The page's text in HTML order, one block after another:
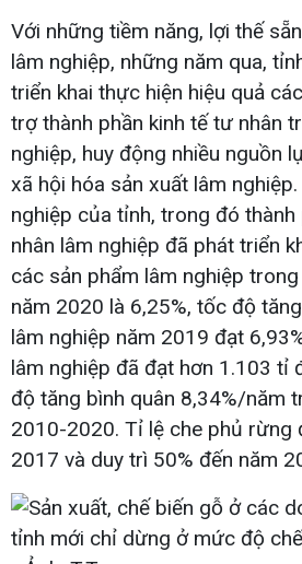
Với những tiềm năng, lợi thế
lâm nghiệp, những năm qua,
triển khai thực hiện hiệu quả
trợ thành phần kinh tế tư nhân
nghiệp, huy động nhiều nguồn
xã hội hóa sản xuất lâm
nghiệp của tỉnh, trong đó
nhân lâm nghiệp đã phát triển
các sản phẩm lâm nghiệp
năm 2020 là 6,25%, tốc độ
lâm nghiệp năm 2019 đạt
lâm nghiệp đã đạt hơn 1.103 tỉ
độ tăng bình quân 8,34%/năm
2010-2020. Tỉ lệ che phủ rừng
2017 và duy trì 50% đến năm